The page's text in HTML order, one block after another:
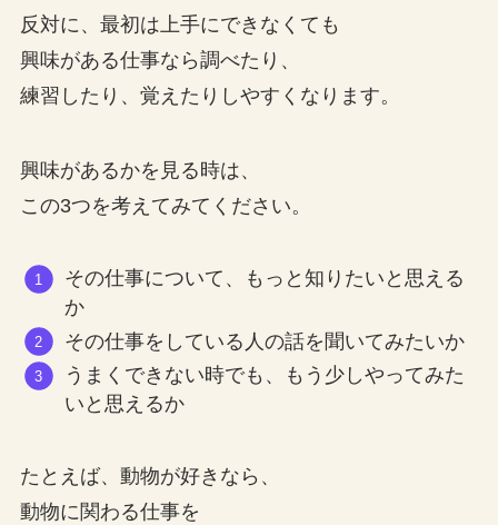
反対に、最初は上手にできなくても
興味がある仕事なら調べたり、
練習したり、覚えたりしやすくなります。
興味があるかを見る時は、
この3つを考えてみてください。
その仕事について、もっと知りたいと思える
か
その仕事をしている人の話を聞いてみたいか
うまくできない時でも、もう少しやってみた
いと思えるか
たとえば、動物が好きなら、
動物に関わる仕事を